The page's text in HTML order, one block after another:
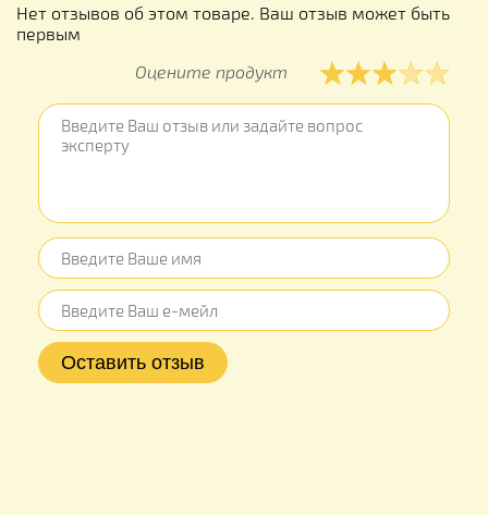
Нет отзывов об этом товаре. Ваш отзыв может быть
первым
Оцените продукт